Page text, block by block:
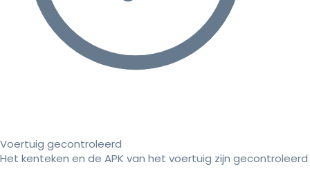
Voertuig gecontroleerd
Het kenteken en de APK van het voertuig zijn gecontroleerd